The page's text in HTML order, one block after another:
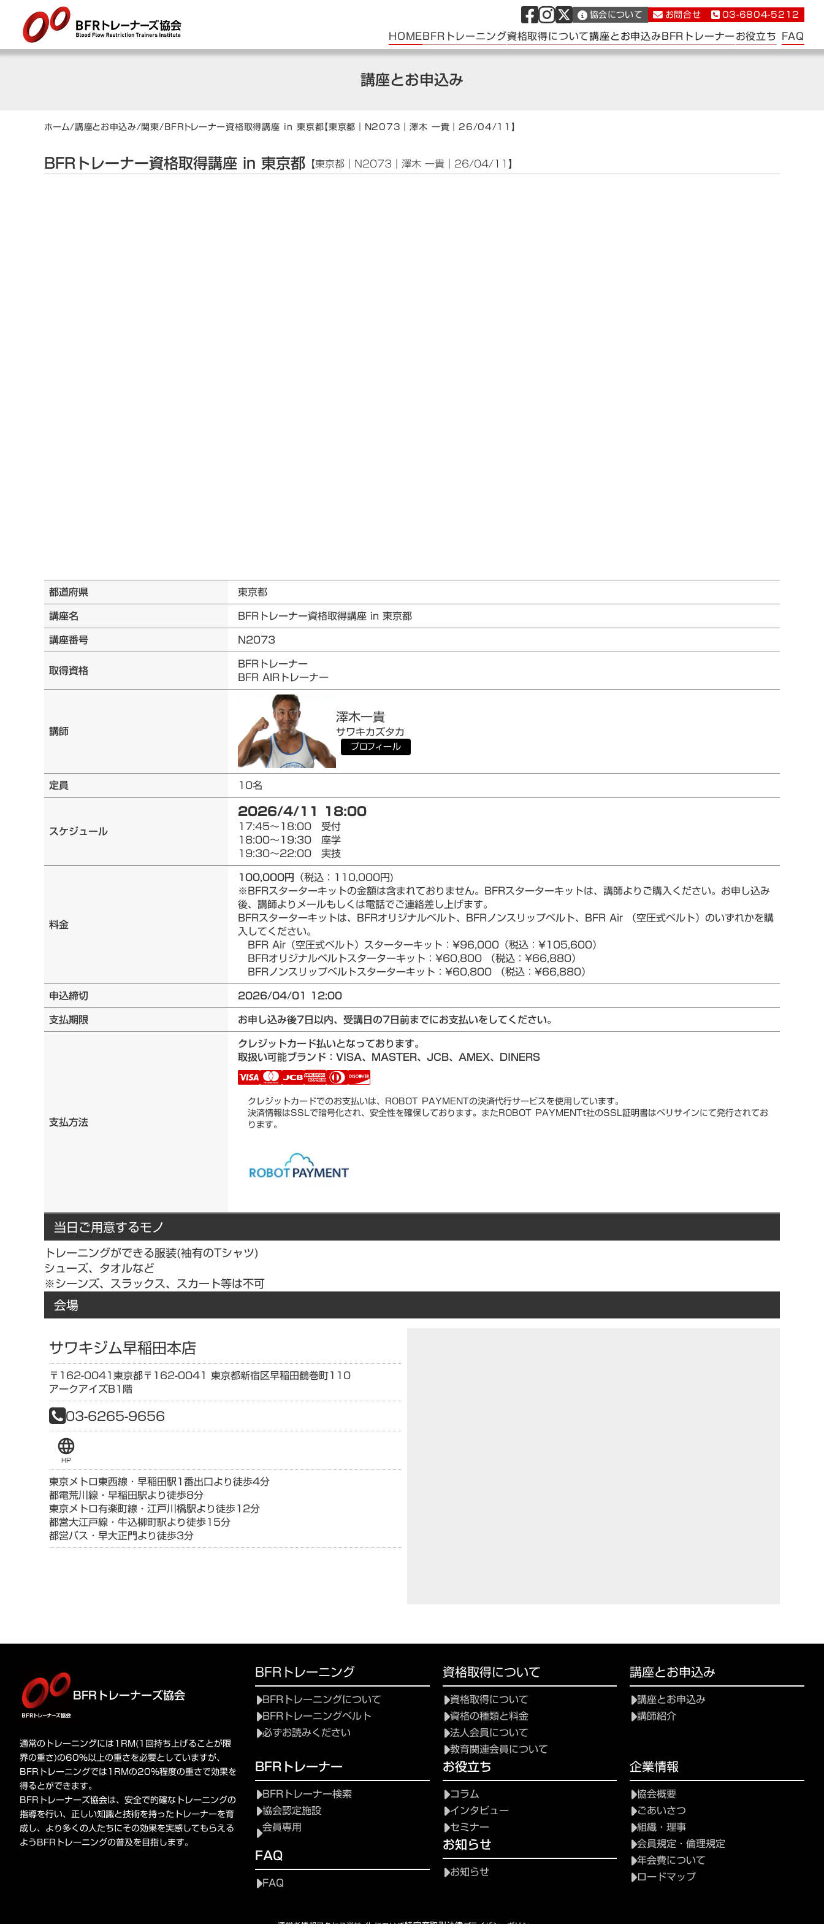
講座とお申込み
ホーム/講座とお申込み/関東/BFRトレーナー資格取得講座 in 東京都【東京都｜N2073｜澤木 一貴｜26/04/11】
BFRトレーナー資格取得講座 in 東京都 【東京都｜N2073｜澤木 一貴｜26/04/11】
都道府県
東京都
講座名
BFRトレーナー資格取得講座 in 東京都
講座番号
N2073
取得資格
BFRトレーナー
BFR AIRトレーナー
講師
澤木一貴
サワキカズタカ
プロフィール
定員 10名
スケジュール
2026/4/11 18:00
17:45～18:00 受付
18:00～19:30 座学
19:30～22:00 実技
料金
100,000円 （税込：110,000円)
※BFRスターターキットの金額は含まれておりません。BFRスターターキットは、講師よりご購入ください。お申し込み
後、講師よりメールもしくは電話でご連絡差し上げます。
BFRスターターキットは、BFRオリジナルベルト、BFRノンスリップベルト、BFR Air （空圧式ベルト）のいずれかを購
入してください。
BFR Air（空圧式ベルト）スターターキット：¥96,000（税込：¥105,600）
BFRオリジナルベルトスターターキット：¥60,800 （税込：¥66,880）
BFRノンスリップベルトスターターキット：¥60,800 （税込：¥66,880）
申込締切
2026/04/01 12:00
支払期限
お申し込み後7日以内、受講日の7日前までにお支払いをしてください。
支払方法
クレジットカード払いとなっております。
取扱い可能ブランド：VISA、MASTER、JCB、AMEX、DINERS
クレジットカードでのお支払いは、ROBOT PAYMENTの決済代行サービスを使用しています。
決済情報はSSLで暗号化され、安全性を確保しております。またROBOT PAYMENTt社のSSL証明書はベリサインにて発行されてお
ります。
当日ご用意するモノ
トレーニングができる服装(袖有のTシャツ)
シューズ、タオルなど
※シーンズ、スラックス、スカート等は不可
会場
サワキジム早稲田本店
〒162-0041東京都〒162-0041 東京都新宿区早稲田鶴巻町110
アークアイズB1階
03-6265-9656
language
HP
東京メトロ東西線・早稲田駅1番出口より徒歩4分
都電荒川線・早稲田駅より徒歩8分
東京メトロ有楽町線・江戸川橋駅より徒歩12分
都営大江戸線・牛込柳町駅より徒歩15分
都営バス・早大正門より徒歩3分
BFRトレーナーズ協会
通常のトレーニングには1RM(1回持ち上げることが限
界の重さ)の60%以上の重さを必要としていますが、
BFRトレーニングでは1RMの20%程度の重さで効果を
得るとができます。
BFRトレーナーズ協会は、安全で的確なトレーニングの
指導を行い、正しい知識と技術を持ったトレーナーを育
成し、より多くの人たちにその効果を実感してもらえる
ようBFRトレーニングの普及を目指します。
BFRトレーニング
BFRトレーニングについて
BFRトレーニングベルト
必ずお読みください
資格取得について
資格取得について
資格の種類と料金
法人会員について
教育関連会員について
講座とお申込み
講座とお申込み
講師紹介
BFRトレーナー
BFRトレーナー検索
協会認定施設
会員専用
FAQ
FAQ
お役立ち
コラム
インタビュー
セミナー
お知らせ
お知らせ
企業情報
協会概要
ごあいさつ
組織・理事
会員規定・倫理規定
年会費について
ロードマップ
協会について お問合せ 03-6804-5212
HOMEBFRトレーニング資格取得について講座とお申込みBFRトレーナーお役立ち FAQ